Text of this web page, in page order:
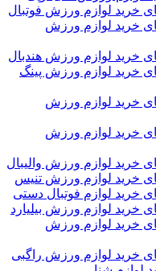
خرید لوازم ورزش فوتبال
خرید لوازم ورزش
خرید لوازم ورزش هندبال
خرید لوازم ورزش پینگ
خرید لوازم ورزش
خرید لوازم ورزش
خرید لوازم ورزش والیبال
خرید لوازم ورزش تنیس
خرید لوازم فوتبال دستی
خرید لوازم ورزش بیلیارد
خرید لوازم ورزش
خرید لوازم ورزش راگبی